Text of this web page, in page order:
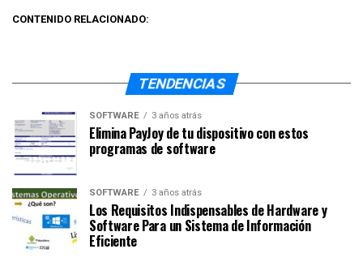
CONTENIDO RELACIONADO:
TENDENCIAS
SOFTWARE 3 años atrás
Elimina PayJoy de tu dispositivo con estos
programas de software
SOFTWARE 3 años atrás
Los Requisitos Indispensables de Hardware y
Software Para un Sistema de Información
Eficiente